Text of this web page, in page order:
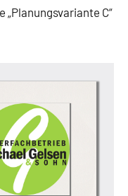
„Planungsvariante C“